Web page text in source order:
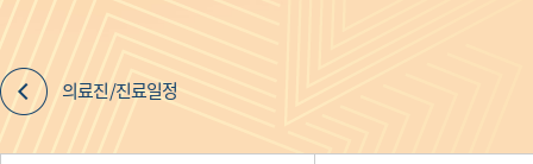
의료진/진료일정